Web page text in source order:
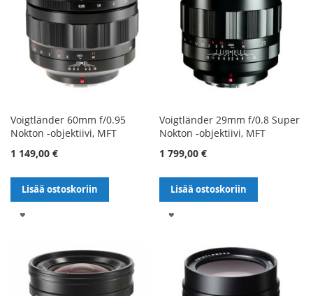
Voigtländer 60mm f/0.95
Nokton -objektiivi, MFT
1 149,00 €
Lisää ostoskoriin
Voigtländer 29mm f/0.8 Super
Nokton -objektiivi, MFT
1 799,00 €
Lisää ostoskoriin